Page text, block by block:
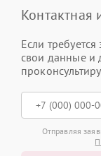
Если требуется
свои данные и
Отправляя